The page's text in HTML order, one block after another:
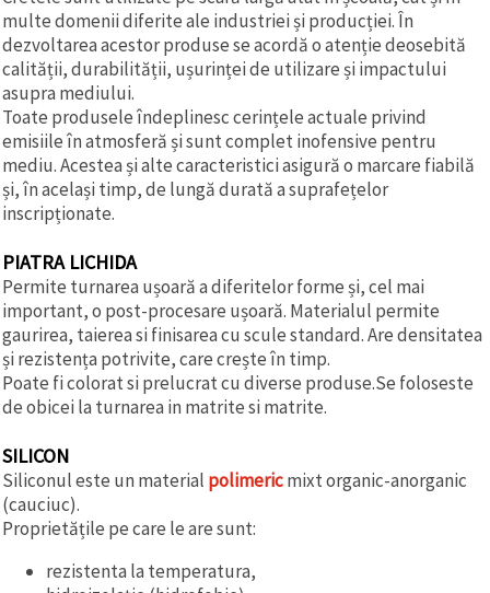
multe domenii diferite ale industriei și producției. În
dezvoltarea acestor produse se acordă o atenție deosebită
calității, durabilității, ușurinței de utilizare și impactului
asupra mediului.
Toate produsele îndeplinesc cerințele actuale privind
emisiile în atmosferă și sunt complet inofensive pentru
mediu. Acestea și alte caracteristici asigură o marcare fiabilă
și, în același timp, de lungă durată a suprafețelor
inscripționate.
PIATRA LICHIDA
Permite turnarea ușoară a diferitelor forme și, cel mai
important, o post-procesare ușoară. Materialul permite
gaurirea, taierea si finisarea cu scule standard. Are densitatea
și rezistența potrivite, care crește în timp.
Poate fi colorat si prelucrat cu diverse produse.Se foloseste
de obicei la turnarea in matrite si matrite.
SILICON
Siliconul este un material polimericmixt organic-anorganic
(cauciuc).
Proprietățile pe care le are sunt:
rezistenta la temperatura,